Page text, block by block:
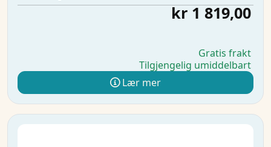
kr 1 819,00
Gratis frakt
Tilgjengelig umiddelbart
Lær mer